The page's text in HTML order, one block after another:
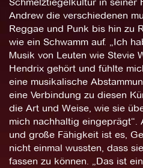
Andrew die verschiedenen
Reggae und Punk bis hin zu
wie ein Schwamm auf. „Ich
Musik von Leuten wie Stevie
Hendrix gehört und fühlte
eine musikalische
eine Verbindung zu diesen
die Art und Weise, wie sie
mich nachhaltig eingeprägt“.
und große Fähigkeit ist es,
nicht einmal wussten, dass
fassen zu können. „Das ist